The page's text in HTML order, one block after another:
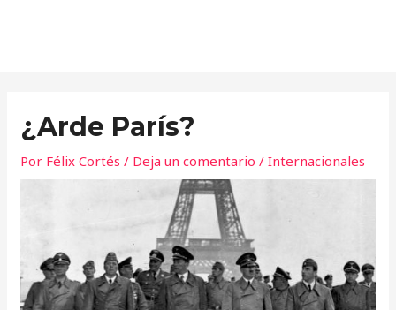
¿Arde París?
Por Félix Cortés/ Deja un comentario /Internacionales